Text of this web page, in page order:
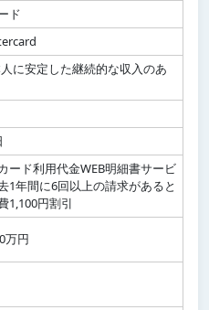
ド
に安定した継続的な収入のあ
ード利用代金WEB明細書サービ
1年間に6回以上の請求があると
1,100円割引
万円